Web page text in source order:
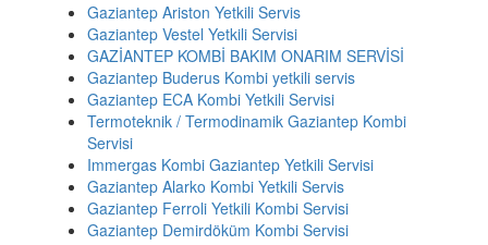
Gaziantep Ariston Yetkili Servis
Gaziantep Vestel Yetkili Servisi
GAZİANTEP KOMBİ BAKIM ONARIM SERVİSİ
Gaziantep Buderus Kombi yetkili servis
Gaziantep ECA Kombi Yetkili Servisi
Termoteknik / Termodinamik Gaziantep Kombi
Servisi
Immergas Kombi Gaziantep Yetkili Servisi
Gaziantep Alarko Kombi Yetkili Servis
Gaziantep Ferroli Yetkili Kombi Servisi
Gaziantep Demirdöküm Kombi Servisi